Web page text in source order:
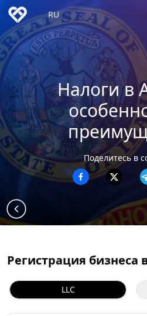
RU
Налоги в
Поделитесь в
Регистрация бизнеса
LLC